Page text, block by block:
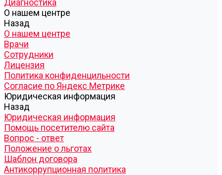
Диагностика
О нашем центре
Назад
О нашем центре
Врачи
Сотрудники
Лицензия
Политика конфиденцильности
Согласие по Яндекс Метрике
Юридическая информация
Назад
Юридическая информация
Помощь посетителю сайта
Вопрос - ответ
Положение о льготах
Шаблон договора
Антикоррупционная политика